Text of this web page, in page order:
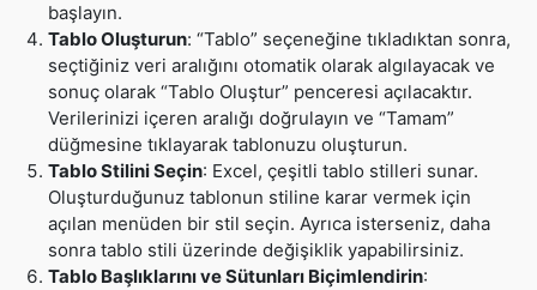
başlayın.
Tablo Oluşturun: “Tablo” seçeneğine tıkladıktan sonra,
seçtiğiniz veri aralığını otomatik olarak algılayacak ve
sonuç olarak “Tablo Oluştur” penceresi açılacaktır.
Verilerinizi içeren aralığı doğrulayın ve “Tamam”
düğmesine tıklayarak tablonuzu oluşturun.
Tablo Stilini Seçin: Excel, çeşitli tablo stilleri sunar.
Oluşturduğunuz tablonun stiline karar vermek için
açılan menüden bir stil seçin. Ayrıca isterseniz, daha
sonra tablo stili üzerinde değişiklik yapabilirsiniz.
Tablo Başlıklarını ve Sütunları Biçimlendirin: